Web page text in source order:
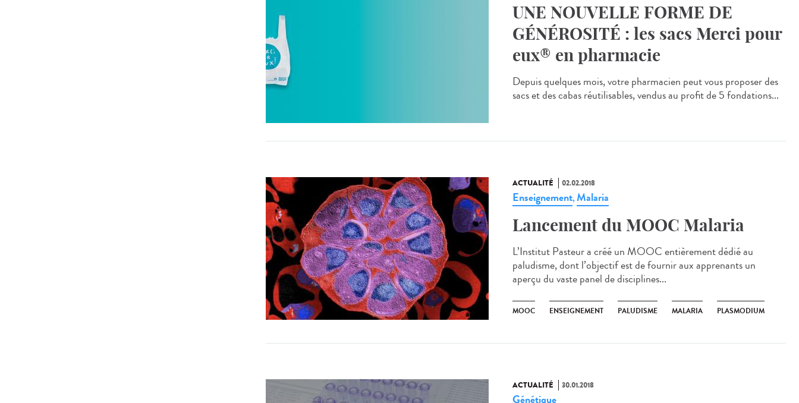
UNE NOUVELLE FORME DE
GÉNÉROSITÉ : les sacs Merci pour
eux® en pharmacie
Depuis quelques mois, votre pharmacien peut vous proposer des
sacs et des cabas réutilisables, vendus au profit de 5 fondations...
ACTUALITÉ 02.02.2018
Enseignement,Malaria
Lancement du MOOC Malaria
L’Institut Pasteur a créé un MOOC entièrement dédié au
paludisme, dont l’objectif est de fournir aux apprenants un
aperçu du vaste panel de disciplines...
MOOC ENSEIGNEMENT PALUDISME MALARIA PLASMODIUM
ACTUALITÉ 30.01.2018
Génétique